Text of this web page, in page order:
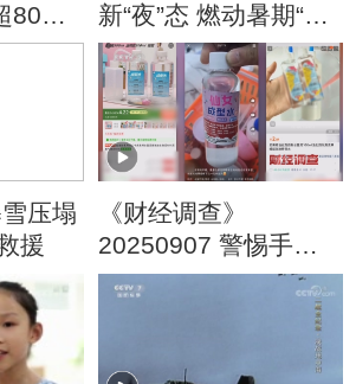
80亿
新“夜”态 燃动暑期“夜
经济”
压塌
援
《财经调查》
20250907 警惕手边
的“毒”玩具